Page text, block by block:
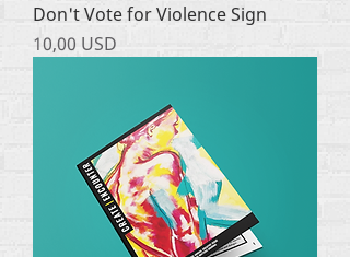
Don't Vote for Violence Sign
Ціна
10,00 USD